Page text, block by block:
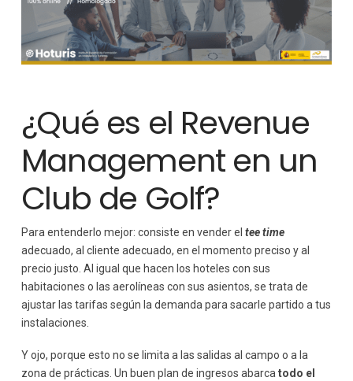
¿Qué es el Revenue
Management en un
Club de Golf?
Para entenderlo mejor: consiste en vender el tee time
adecuado, al cliente adecuado, en el momento preciso y al
precio justo. Al igual que hacen los hoteles con sus
habitaciones o las aerolíneas con sus asientos, se trata de
ajustar las tarifas según la demanda para sacarle partido a tus
instalaciones.
Y ojo, porque esto no se limita a las salidas al campo o a la
zona de prácticas. Un buen plan de ingresos abarcatodo el